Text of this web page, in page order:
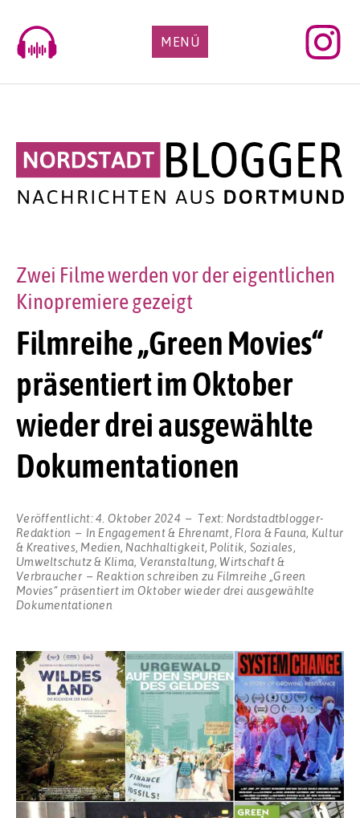
content
MENÜ
Filmreihe „Green Movies“
präsentiert im Oktober
wieder drei ausgewählte
Dokumentationen
Zwei Filme werden vor der eigentlichen
Kinopremiere gezeigt
Veröffentlicht:4. Oktober 2024 Text: Nordstadtblogger-
Redaktion
InEngagement & Ehrenamt, Flora & Fauna, Kultur
& Kreatives, Medien, Nachhaltigkeit,Politik, Soziales,
Umweltschutz & Klima, Veranstaltung,Wirtschaft &
Verbraucher
Reaktion schreiben zu Filmreihe „Green
Movies“ präsentiert im Oktober wieder drei ausgewählte
Dokumentationen